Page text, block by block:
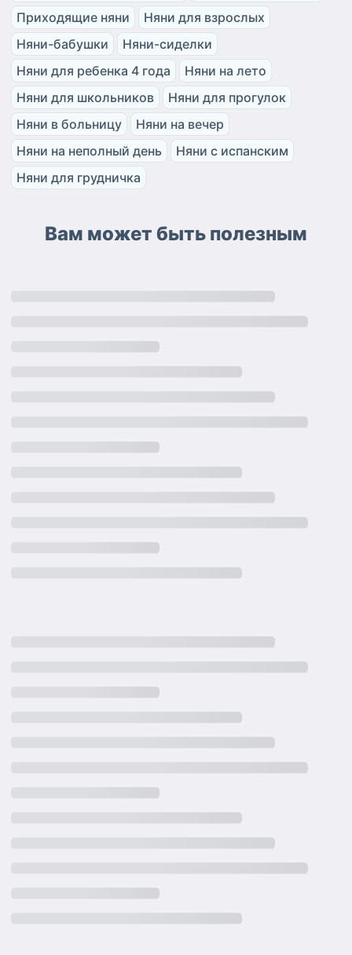
Приходящие няни
Няни для взрослых
Няни-бабушки
Няни-сиделки
Няни для ребенка 4 года
Няни на лето
Няни для школьников
Няни для прогулок
Няни в больницу
Няни на вечер
Няни на неполный день
Няни с испанским
Няни для грудничка
Вам может быть полезным